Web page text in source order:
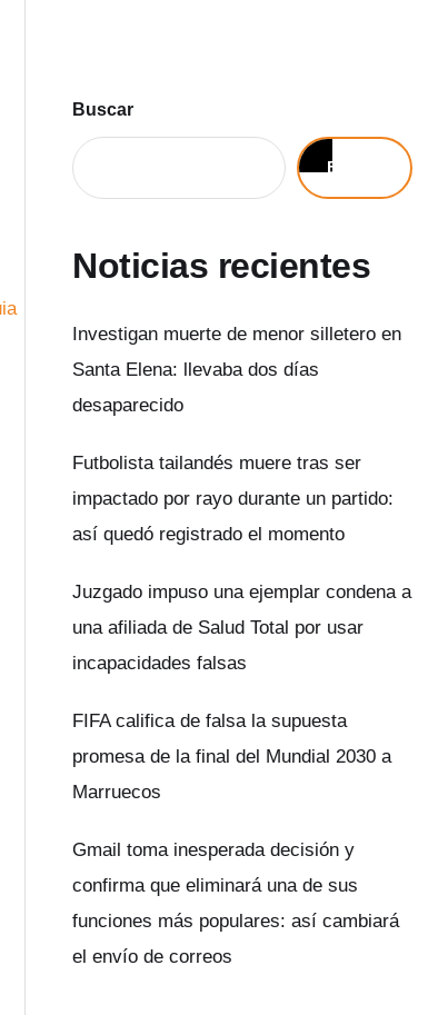
Buscar
Buscar
Noticias recientes
Investigan muerte de menor silletero en
Santa Elena: llevaba dos días
desaparecido
Futbolista tailandés muere tras ser
impactado por rayo durante un partido:
así quedó registrado el momento
Juzgado impuso una ejemplar condena a
una afiliada de Salud Total por usar
incapacidades falsas
FIFA califica de falsa la supuesta
promesa de la final del Mundial 2030 a
Marruecos
Gmail toma inesperada decisión y
confirma que eliminará una de sus
funciones más populares: así cambiará
el envío de correos